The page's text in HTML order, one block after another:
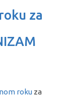
za
roku za